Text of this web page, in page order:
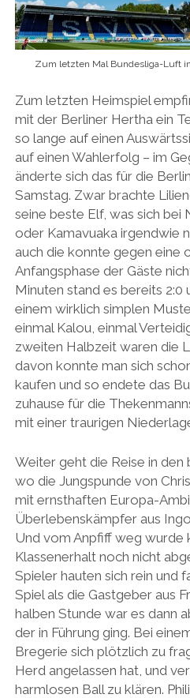
Zum letzten Mal Bundesliga-Luft
Zum letzten Heimspiel
mit der Berliner Hertha ein
so lange auf einen
auf einen Wahlerfolg – im
änderte sich das für die
Samstag. Zwar brachte
seine beste Elf, was sich bei
oder Kamavuaka irgendwie
auch die konnte gegen eine
Anfangsphase der Gäste
Minuten stand es bereits
einem wirklich simplen
einmal Kalou, einmal
zweiten Halbzeit waren die
davon konnte man sich
kaufen und so endete das
zuhause für die
mit einer traurigen
Weiter geht die Reise in den
wo die Jungspunde von
mit ernsthaften Europa-
Überlebenskämpfer aus
Und vom Anpfiff weg wurde
Klassenerhalt noch nicht
Spieler hauten sich rein und
Spiel als die Gastgeber aus
halben Stunde war es dann
der in Führung ging. Bei
Bregerie sich plötzlich zu
Herd angelassen hat, und
harmlosen Ball zu klären.